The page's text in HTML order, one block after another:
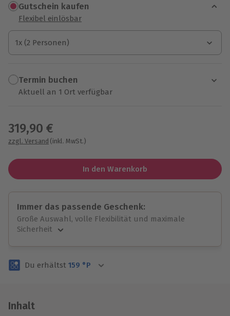
Gutschein kaufen
Flexibel einlösbar
1x (2 Personen)
1x (2 Personen)
1x (2 Personen)
Termin buchen
Aktuell an 1 Ort verfügbar
319,90 €
zzgl. Versand (inkl. MwSt.)
In den Warenkorb
Immer das passende Geschenk:
Große Auswahl, volle Flexibilität und maximale
Sicherheit
Volle Flexibilität
3 Jahre gültig & verlängerbar.
Du erhältst 159 °P
Inhalt